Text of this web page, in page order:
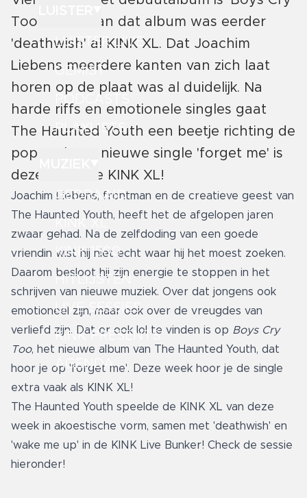
LUISTER LIVE
GEMIST
PODCASTS
PLAYLISTS
GEDRAAID
KINK XL
KINK 1500
HITLIJSTEN
LIVE SESSIES
KINK PRESENTS
AGENDA
Too' er nu. Van dat album was eerder
'deathwish' al KINK XL. Dat Joachim
Liebens meerdere kanten van zich laat
horen op de plaat was al duidelijk. Na
harde riffs en emotionele singles gaat
The Haunted Youth een beetje richting de
poppunk. De nieuwe single 'forget me' is
deze week de KINK XL!
Joachim Liebens, frontman en de creatieve geest van
The Haunted Youth, heeft het de afgelopen jaren
zwaar gehad. Na de zelfdoding van een goede
vriendin wist hij niet echt waar hij het moest zoeken.
Daarom besloot hij zijn energie te stoppen in het
schrijven van nieuwe muziek. Over dat jongens ook
emotioneel zijn, maar ook over de vreugdes van
verliefd zijn. Dat er ook lol te vinden is op Boys Cry
Too, het nieuwe album van The Haunted Youth, dat
hoor je op 'forget me'. Deze week hoor je de single
extra vaak als KINK XL!
The Haunted Youth speelde de KINK XL van deze
week in akoestische vorm, samen met 'deathwish' en
'wake me up' in de KINK Live Bunker! Check de sessie
hieronder!